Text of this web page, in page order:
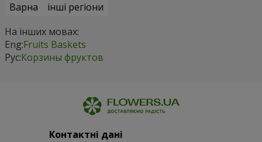
Варна
інші регіони
На інших мовах:
Eng:Fruits Baskets
Рус:Корзины фруктов
Контактні дані